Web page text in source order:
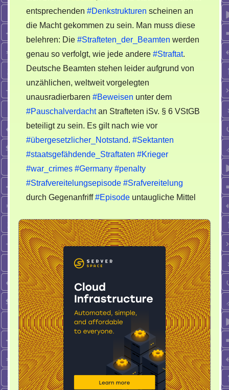
entsprechenden #Denkstrukturen scheinen an
die Macht gekommen zu sein. Man muss diese
belehren: Die #Strafteten_der_Beamten werden
genau so verfolgt, wie jede andere #Straftat.
Deutsche Beamten stehen leider aufgrund von
unzählichen, weltweit vorgelegten
unausradierbaren #Beweisen unter dem
#Pauschalverdachtan Strafteten iSv. § 6 VStGB
beteiligt zu sein. Es gilt nach wie vor
#übergesetzlicher_Notstand. #Sektanten
#staatsgefähdende_Straftaten #Krieger
#war_crimes #Germany #penalty
#Strafvereitelungsepisode #Srafvereitelung
durch Gegenanfriff#Episode untaugliche Mittel